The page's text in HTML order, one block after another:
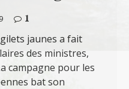
1
jaunes a fait
des ministres,
campagne pour les
bat son